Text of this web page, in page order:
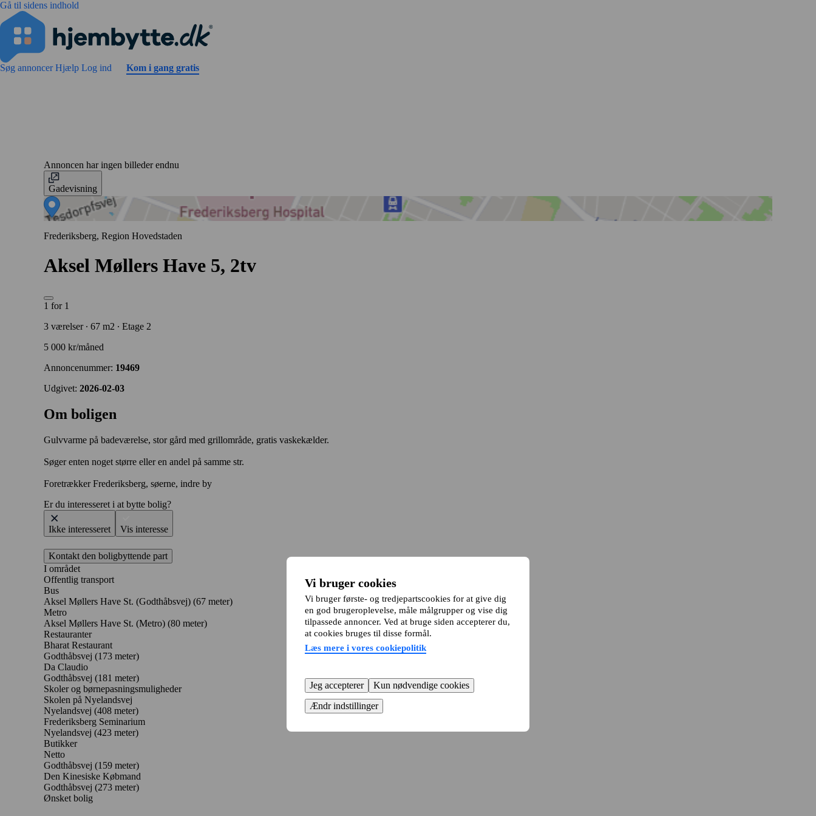
Gå til sidens indhold
Vi bruger cookies
Vi bruger første- og tredjepartscookies for at give dig
en god brugeroplevelse, måle målgrupper og vise dig
tilpassede annoncer. Ved at bruge siden accepterer du,
at cookies bruges til disse formål.
Læs mere i vores cookiepolitik
Jeg accepterer
Kun nødvendige cookies
Ændr indstillinger
Søg annoncerHjælp Log ind Kom i gang gratis
Annoncen har ingen billeder endnu
Gadevisning
Frederiksberg, Region Hovedstaden
Aksel Møllers Have 5, 2tv
1 for 1
3 værelser ∙ 67 m2 ∙ Etage 2
5 000 kr/måned
Annoncenummer: 19469
Udgivet: 2026-02-03
Om boligen
Gulvvarme på badeværelse, stor gård med grillområde, gratis vaskekælder.
Søger enten noget større eller en andel på samme str.
Foretrækker Frederiksberg, søerne, indre by
Er du interesseret i at bytte bolig?
Ikke interesseret Vis interesse
Kontakt den boligbyttende part
I området
Offentlig transport
Bus
Aksel Møllers Have St. (Godthåbsvej) (67 meter)
Metro
Aksel Møllers Have St. (Metro) (80 meter)
Restauranter
Bharat Restaurant
Godthåbsvej (173 meter)
Da Claudio
Godthåbsvej (181 meter)
Skoler og børnepasningsmuligheder
Skolen på Nyelandsvej
Nyelandsvej (408 meter)
Frederiksberg Seminarium
Nyelandsvej (423 meter)
Butikker
Netto
Godthåbsvej (159 meter)
Den Kinesiske Købmand
Godthåbsvej (273 meter)
Ønsket bolig